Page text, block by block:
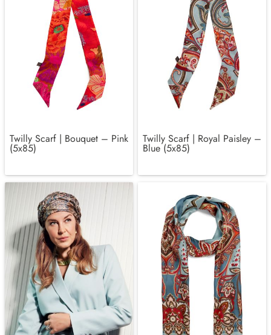
Twilly Scarf | Bouquet – Pink
(5x85)
Twilly Scarf | Royal Paisley –
Blue (5x85)